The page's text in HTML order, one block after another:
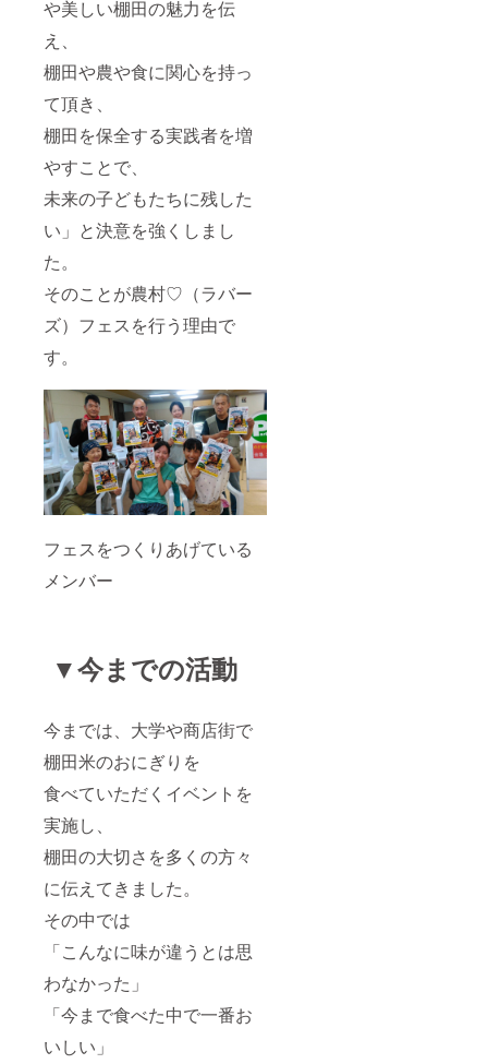
や美しい棚田の魅力を伝
え、
棚田や農や食に関心を持っ
て頂き、
棚田を保全する実践者を増
やすことで、
未来の子どもたちに残した
い」と決意を強くしまし
た。
そのことが農村♡（ラバー
ズ）フェスを行う理由で
す。
フェスをつくりあげている
メンバー
▼今までの活動
今までは、大学や商店街で
棚田米のおにぎりを
食べていただくイベントを
実施し、
棚田の大切さを多くの方々
に伝えてきました。
その中では
「こんなに味が違うとは思
わなかった」
「今まで食べた中で一番お
いしい」